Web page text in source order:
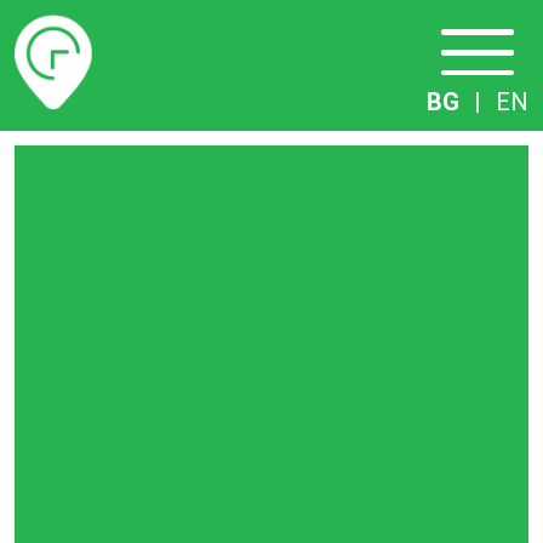
Разписание
BG | EN